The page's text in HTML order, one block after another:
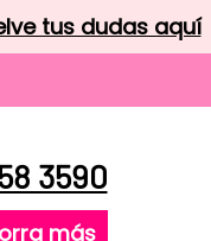
tus dudas aquí
3590
más